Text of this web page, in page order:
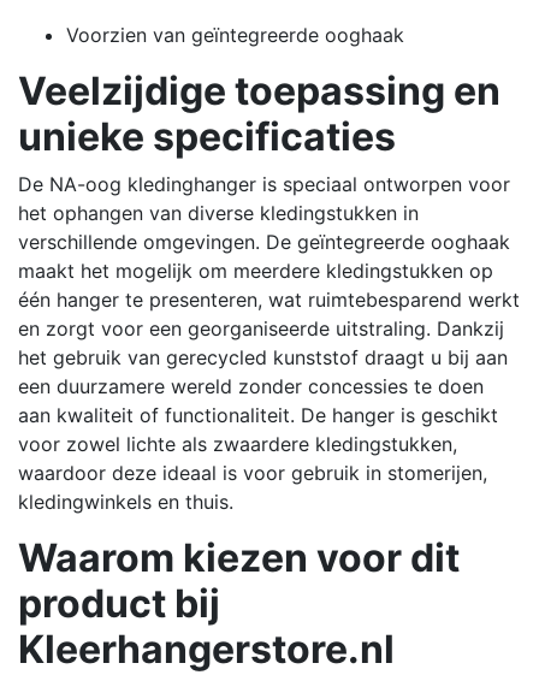
Voorzien van geïntegreerde ooghaak
Veelzijdige toepassing en
unieke specificaties
De NA-oog kledinghanger is speciaal ontworpen voor
het ophangen van diverse kledingstukken in
verschillende omgevingen. De geïntegreerde ooghaak
maakt het mogelijk om meerdere kledingstukken op
één hanger te presenteren, wat ruimtebesparend werkt
en zorgt voor een georganiseerde uitstraling. Dankzij
het gebruik van gerecycled kunststof draagt u bij aan
een duurzamere wereld zonder concessies te doen
aan kwaliteit of functionaliteit. De hanger is geschikt
voor zowel lichte als zwaardere kledingstukken,
waardoor deze ideaal is voor gebruik in stomerijen,
kledingwinkels en thuis.
Waarom kiezen voor dit
product bij
Kleerhangerstore.nl